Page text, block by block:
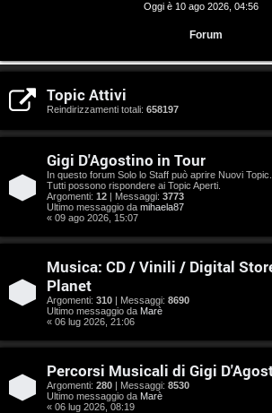
A
r
g
o
m
e
t
s
e
Oggi è 10 ago 2026, 04:56
Forum
Topic Attivi
Reindirizzamenti totali: 658197
Gigi D'Agostino in Tour
In questo forum Solo lo Staff può aprire Nuovi Topic.
Tutti possono rispondere ai Topic Aperti.
Argomenti: 12 | Messaggi: 3773
Ultimo messaggio da mihaela87
« 09 ago 2026, 15:07
Musica: CD / Vinili / Digital
Planet
Argomenti: 310 | Messaggi: 8690
Ultimo messaggio da Marè
« 06 lug 2026, 21:06
Percorsi Musicali di Gigi
Argomenti: 280 | Messaggi: 8530
Ultimo messaggio da Marè
« 06 lug 2026, 08:19